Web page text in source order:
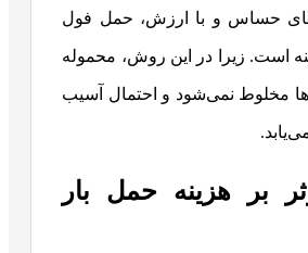
حساس و با ارزش، حمل فول
است. زیرا در این روش، محموله
مخلوط نمی‌شود و احتمال آسیب
بر هزینه حمل بار